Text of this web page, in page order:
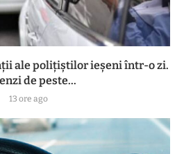
ale polițiștilor ieșeni într-o zi.
de peste...
13 ore ago